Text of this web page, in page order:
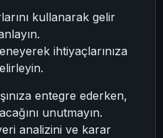
kullanarak gelir
ihtiyaçlarınıza
entegre ederken,
unutmayın.
analizini ve karar